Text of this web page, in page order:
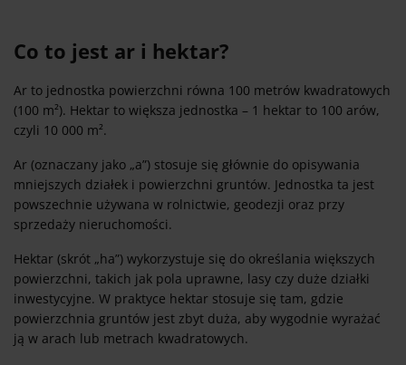
Co to jest ar i hektar?
Ar to jednostka powierzchni równa 100 metrów kwadratowych
(100 m²). Hektar to większa jednostka – 1 hektar to 100 arów,
czyli 10 000 m².
Ar (oznaczany jako „a”) stosuje się głównie do opisywania
mniejszych działek i powierzchni gruntów. Jednostka ta jest
powszechnie używana w rolnictwie, geodezji oraz przy
sprzedaży nieruchomości.
Hektar (skrót „ha”) wykorzystuje się do określania większych
powierzchni, takich jak pola uprawne, lasy czy duże działki
inwestycyjne. W praktyce hektar stosuje się tam, gdzie
powierzchnia gruntów jest zbyt duża, aby wygodnie wyrażać
ją w arach lub metrach kwadratowych.